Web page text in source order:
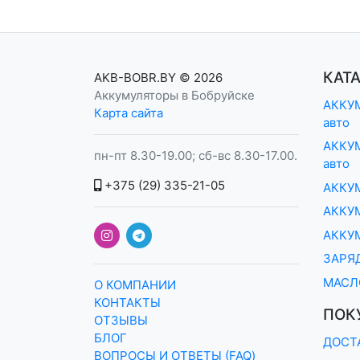
AKB-BOBR.BY © 2026
Аккумуляторы в Бобруйске
Карта сайта
пн-пт 8.30-19.00; сб-вс 8.30-17.00.
+375 (29) 335-21-05
О КОМПАНИИ
КОНТАКТЫ
ОТЗЫВЫ
БЛОГ
ВОПРОСЫ И ОТВЕТЫ (FAQ)
авто
авто